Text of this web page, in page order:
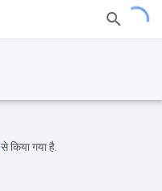
से किया गया है.